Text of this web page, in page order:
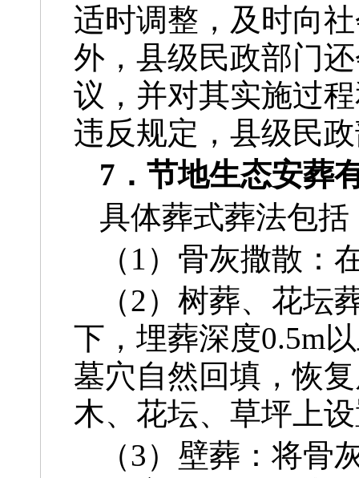
适时调整，及时向
外，县级民政部门
议，并对其实施过
违反规定，县级民
7．节地生态安葬
具体葬式葬法包括
（1）骨灰撒散：
（2）树葬、花
下，埋葬深度0.5m
墓穴自然回填，恢
木、花坛、草坪上
（3）壁葬：将